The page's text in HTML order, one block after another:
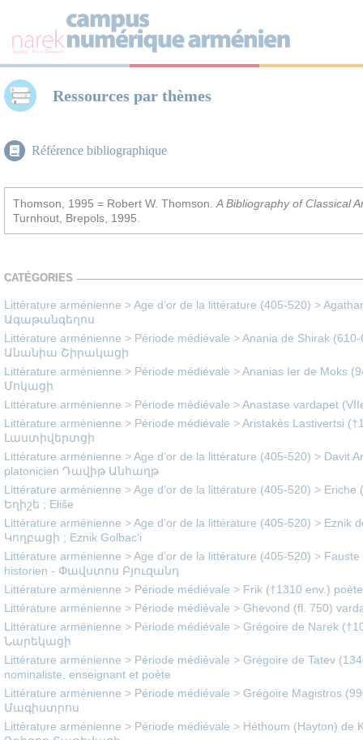
Ressources par thèmes
Référence bibliographique
Thomson, 1995 = Robert W. Thomson. A Bibliography of Classical
Turnhout, Brepols, 1995.
CATÉGORIES
Littérature arménienne >Age d’or de la littérature (405-520) >
Ագաթանգեղոս
Littérature arménienne > Période médiévale >Anania de Shirak
Անանիա Շիրակացի
Littérature arménienne > Période médiévale >Ananias Ier de Moks
Մոկացի
Littérature arménienne > Période médiévale >Anastase vardapet
Littérature arménienne > Période médiévale >Aristakès Lastivertsi
Լաստիվերտցի
Littérature arménienne >Age d’or de la littérature (405-520) > Davit
platonicien Դավիթ Անհաղթ
Littérature arménienne >Age d’or de la littérature (405-520) > Eriche
Եղիշե ; Ełiše
Littérature arménienne >Age d’or de la littérature (405-520) > Eznik
Կողբացի ; Eznik Golbac‘i
Littérature arménienne >Age d’or de la littérature (405-520) > Fauste
historien - Փավստոս Բյուզանդ
Littérature arménienne > Période médiévale > Frik (†1310 env.)
Littérature arménienne > Période médiévale > Ghevond (fl. 750)
Littérature arménienne > Période médiévale > Grégoire de Narek
Նարեկացի
Littérature arménienne > Période médiévale > Grégoire de Tatev
nominaliste, enseignant et poète
Littérature arménienne > Période médiévale > Grégoire Magistros
Մագիստրոս
Littérature arménienne > Période médiévale > Héthoum (Hayton) de